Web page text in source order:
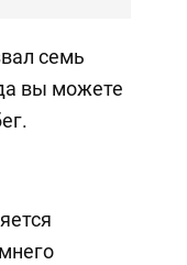
семь
вы можете